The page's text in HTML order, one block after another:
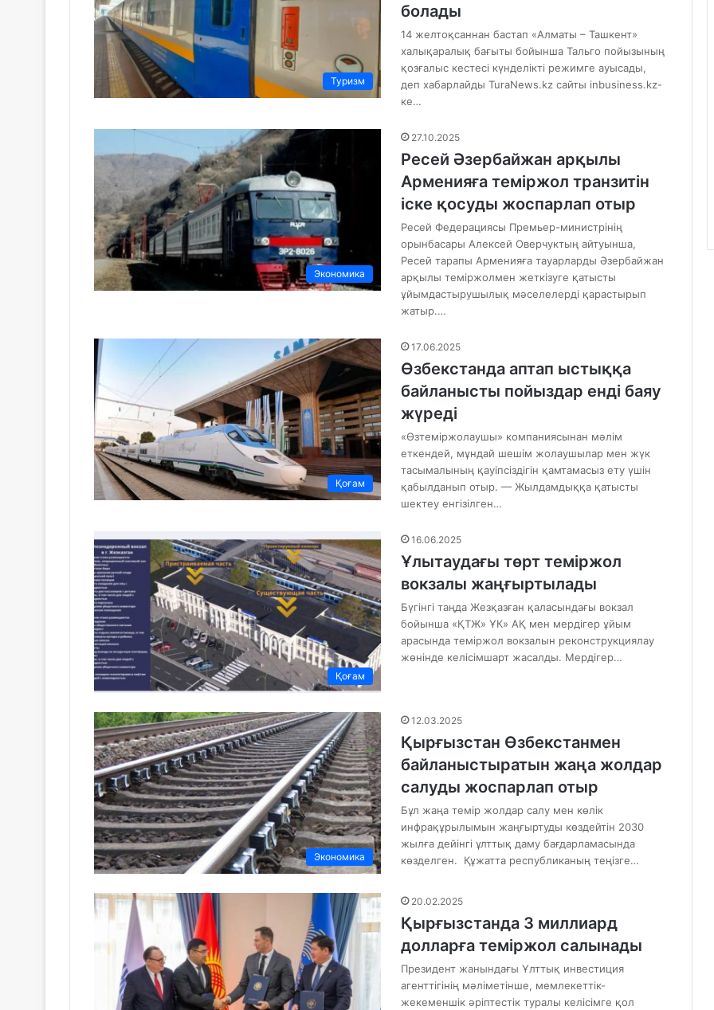
Туризм
болады
14 желтоқсаннан бастап «Алматы – Ташкент»
халықаралық бағыты бойынша Тальго пойызының
қозғалыс кестесі күнделікті режимге ауысады,
деп хабарлайды TuraNews.kz сайты inbusiness.kz-
ке…
Экономика
27.10.2025
Ресей Әзербайжан арқылы
Арменияға теміржол транзитін
іске қосуды жоспарлап отыр
Ресей Федерациясы Премьер-министрінің
орынбасары Алексей Оверчуктың айтуынша,
Ресей тарапы Арменияға тауарларды Әзербайжан
арқылы теміржолмен жеткізуге қатысты
ұйымдастырушылық мәселелерді қарастырып
жатыр.…
Қоғам
17.06.2025
Өзбекстанда аптап ыстыққа
байланысты пойыздар енді баяу
жүреді
«Өзтеміржолаушы» компаниясынан мәлім
еткендей, мұндай шешім жолаушылар мен жүк
тасымалының қауіпсіздігін қамтамасыз ету үшін
қабылданып отыр. — Жылдамдыққа қатысты
шектеу енгізілген…
Қоғам
16.06.2025
Ұлытаудағы төрт теміржол
вокзалы жаңғыртылады
Бүгінгі таңда Жезқазған қаласындағы вокзал
бойынша «ҚТЖ» ҰК» АҚ мен мердігер ұйым
арасында теміржол вокзалын реконструкциялау
жөнінде келісімшарт жасалды. Мердігер…
Экономика
12.03.2025
Қырғызстан Өзбекстанмен
байланыстыратын жаңа жолдар
салуды жоспарлап отыр
Бұл жаңа темір жолдар салу мен көлік
инфрақұрылымын жаңғыртуды көздейтін 2030
жылға дейінгі ұлттық даму бағдарламасында
көзделген. Құжатта республиканың теңізге…
20.02.2025
Қырғызстанда 3 миллиард
долларға теміржол салынады
Президент жанындағы Ұлттық инвестиция
агенттігінің мәліметінше, мемлекеттік-
жекеменшік әріптестік туралы келісімге қол